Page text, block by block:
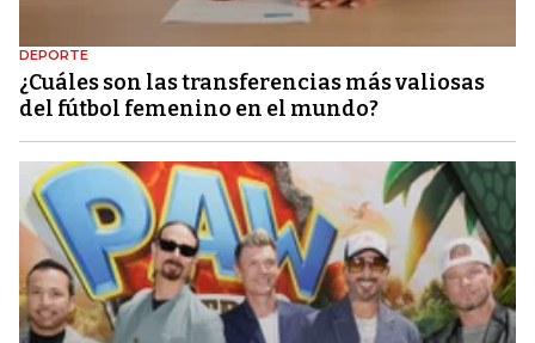
DEPORTE
¿Cuáles son las transferencias más valiosas
del fútbol femenino en el mundo?